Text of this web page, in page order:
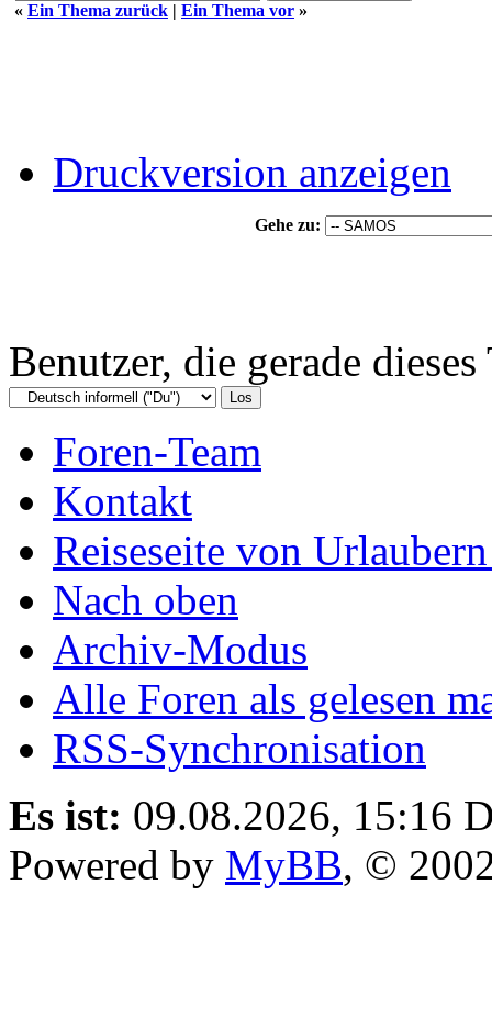
« Ein Thema zurück | Ein Thema vor »
Druckversion anzeigen
Gehe zu:
Benutzer, die gerade
Foren-Team
Kontakt
Reiseseite von
Nach oben
Archiv-Modus
Alle Foren als gelesen
RSS-Synchronisation
Es ist: 09.08.2026, 15:16
Powered by MyBB, ©